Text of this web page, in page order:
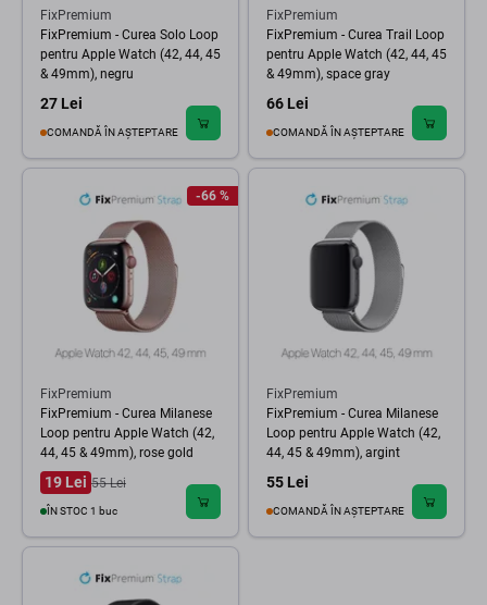
FixPremium
FixPremium - Curea Solo Loop
pentru Apple Watch (42, 44, 45
& 49mm), negru
27 Lei
COMANDĂ ÎN AȘTEPTARE
FixPremium
FixPremium - Curea Trail Loop
pentru Apple Watch (42, 44, 45
& 49mm), space gray
66 Lei
COMANDĂ ÎN AȘTEPTARE
-66 %
FixPremium
FixPremium - Curea Milanese
Loop pentru Apple Watch (42,
44, 45 & 49mm), rose gold
19 Lei 55 Lei
ÎN STOC 1 buc
FixPremium
FixPremium - Curea Milanese
Loop pentru Apple Watch (42,
44, 45 & 49mm), argint
55 Lei
COMANDĂ ÎN AȘTEPTARE